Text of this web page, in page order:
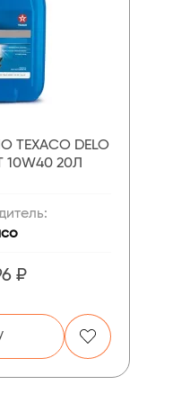
DELO
10W40 20Л
₽